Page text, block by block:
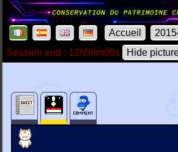
Accueil
Session end : 12h00m00s
Hide